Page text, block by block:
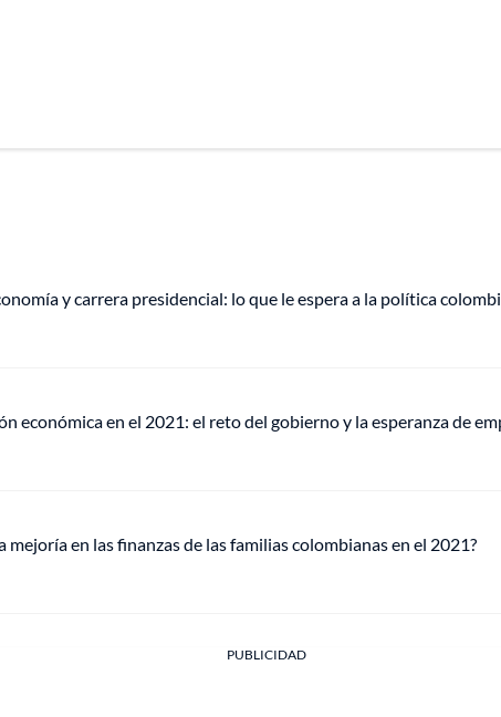
y carrera presidencial: lo que le espera a la política
económica en el 2021: el reto del gobierno y la esperanza de
mejoría en las finanzas de las familias colombianas en el 2021?
PUBLICIDAD